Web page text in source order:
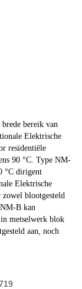
bereik van
Elektrische
residentiële
90 °C. Type NM-
°C dirigent
Elektrische
blootgesteld
B kan
metselwerk blok
aan, noch